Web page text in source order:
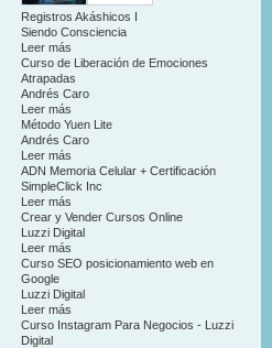
Registros Akáshicos I
Siendo Consciencia
Leer más
Curso de Liberación de Emociones
Atrapadas
Andrés Caro
Leer más
Método Yuen Lite
Andrés Caro
Leer más
ADN Memoria Celular + Certificación
SimpleClick Inc
Leer más
Crear y Vender Cursos Online
Luzzi Digital
Leer más
Curso SEO posicionamiento web en
Google
Luzzi Digital
Leer más
Curso Instagram Para Negocios - Luzzi
Digital